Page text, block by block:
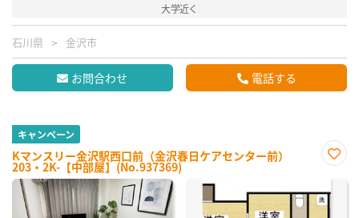
大学近く
石川県 金沢市
お問合わせ 電話する
キャンペーン
Kマンスリー金沢駅西口前（金沢春日ケアセンター前）
203・2K-【中部屋】(No.937369)
に入
り登
録